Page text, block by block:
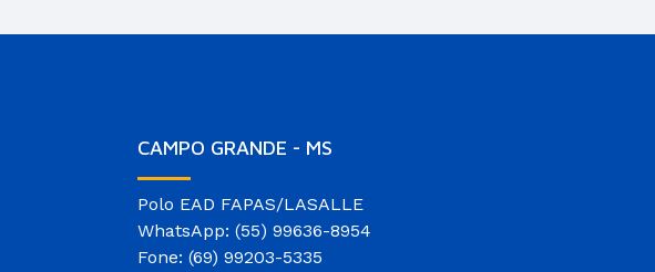
CAMPO GRANDE - MS
Polo EAD FAPAS/LASALLE
WhatsApp: (55) 99636-8954
Fone: (69) 99203-5335